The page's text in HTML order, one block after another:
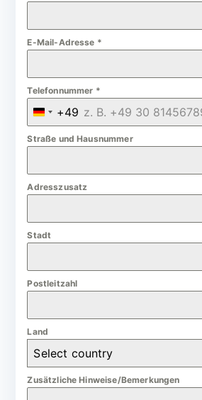
E-Mail-Adresse *
Telefonnummer *
G
e
m
a
y
+49
Straße und Hausnummer
Adresszusatz
Stadt
Postleitzahl
Land
Select country
Zusätzliche Hinweise/Bemerkungen